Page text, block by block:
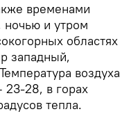
временами
и утром
областях
западный,
воздуха
23-28, в горах
тепла.